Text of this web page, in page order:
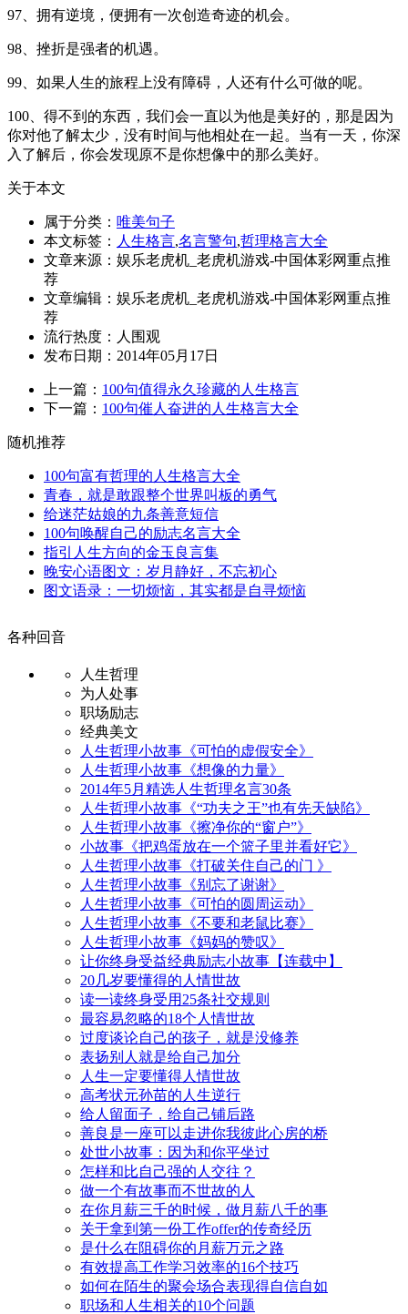
97、拥有逆境，便拥有一次创造奇迹的机会。
98、挫折是强者的机遇。
99、如果人生的旅程上没有障碍，人还有什么可做的呢。
100、得不到的东西，我们会一直以为他是美好的，那是因为
你对他了解太少，没有时间与他相处在一起。当有一天，你深
入了解后，你会发现原不是你想像中的那么美好。
关于本文
属于分类： 唯美句子
本文标签： 人生格言,名言警句,哲理格言大全
文章来源：娱乐老虎机_老虎机游戏-中国体彩网重点推
荐
文章编辑：娱乐老虎机_老虎机游戏-中国体彩网重点推
荐
流行热度： 人围观
发布日期：2014年05月17日
上一篇： 100句值得永久珍藏的人生格言
下一篇： 100句催人奋进的人生格言大全
随机推荐
100句富有哲理的人生格言大全
青春，就是敢跟整个世界叫板的勇气
给迷茫姑娘的九条善意短信
100句唤醒自己的励志名言大全
指引人生方向的金玉良言集
晚安心语图文：岁月静好，不忘初心
图文语录：一切烦恼，其实都是自寻烦恼
各种回音
人生哲理
为人处事
职场励志
经典美文
人生哲理小故事《可怕的虚假安全》
人生哲理小故事《想像的力量》
2014年5月精选人生哲理名言30条
人生哲理小故事《“功夫之王”也有先天缺陷》
人生哲理小故事《擦净你的“窗户”》
小故事《把鸡蛋放在一个篮子里并看好它》
人生哲理小故事《打破关住自己的门 》
人生哲理小故事《别忘了谢谢》
人生哲理小故事《可怕的圆周运动》
人生哲理小故事《不要和老鼠比赛》
人生哲理小故事《妈妈的赞叹》
让你终身受益经典励志小故事【连载中】
20几岁要懂得的人情世故
读一读终身受用25条社交规则
最容易忽略的18个人情世故
过度谈论自己的孩子，就是没修养
表扬别人就是给自己加分
人生一定要懂得人情世故
高考状元孙苗的人生逆行
给人留面子，给自己铺后路
善良是一座可以走进你我彼此心房的桥
处世小故事：因为和你平坐过
怎样和比自己强的人交往？
做一个有故事而不世故的人
在你月薪三千的时候，做月薪八千的事
关于拿到第一份工作offer的传奇经历
是什么在阻碍你的月薪万元之路
有效提高工作学习效率的16个技巧
如何在陌生的聚会场合表现得自信自如
职场和人生相关的10个问题